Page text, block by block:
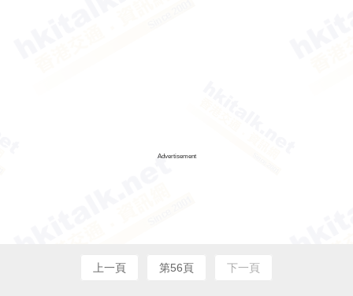
Advertisement
上一頁 第56頁 下一頁